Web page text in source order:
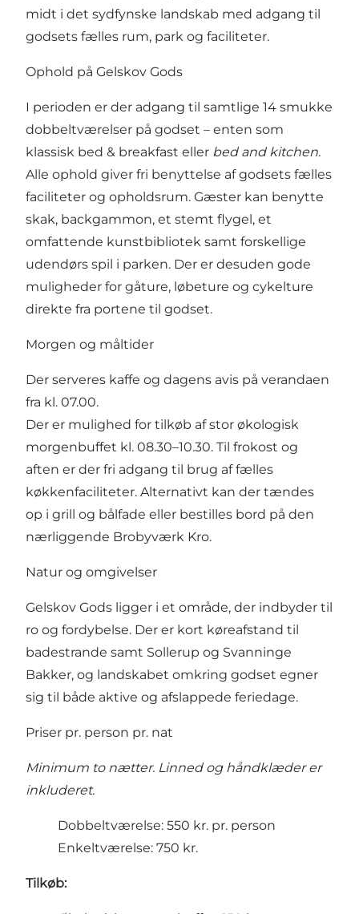
midt i det sydfynske landskab med adgang til
godsets fælles rum, park og faciliteter.
Ophold på Gelskov Gods
I perioden er der adgang til samtlige 14 smukke
dobbeltværelser på godset – enten som
klassisk bed & breakfast eller bed and kitchen.
Alle ophold giver fri benyttelse af godsets fælles
faciliteter og opholdsrum. Gæster kan benytte
skak, backgammon, et stemt flygel, et
omfattende kunstbibliotek samt forskellige
udendørs spil i parken. Der er desuden gode
muligheder for gåture, løbeture og cykelture
direkte fra portene til godset.
Morgen og måltider
Der serveres kaffe og dagens avis på verandaen
fra kl. 07.00.
Der er mulighed for tilkøb af stor økologisk
morgenbuffet kl. 08.30–10.30. Til frokost og
aften er der fri adgang til brug af fælles
køkkenfaciliteter. Alternativt kan der tændes
op i grill og bålfade eller bestilles bord på den
nærliggende Brobyværk Kro.
Natur og omgivelser
Gelskov Gods ligger i et område, der indbyder til
ro og fordybelse. Der er kort køreafstand til
badestrande samt Sollerup og Svanninge
Bakker, og landskabet omkring godset egner
sig til både aktive og afslappede feriedage.
Priser pr. person pr. nat
Minimum to nætter. Linned og håndklæder er
inkluderet.
Dobbeltværelse: 550 kr. pr. person
Enkeltværelse: 750 kr.
Tilkøb: